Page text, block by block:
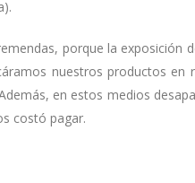
porque la exposición
nuestros productos
en estos medios
costó pagar.